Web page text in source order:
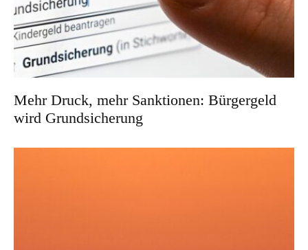
Mehr Druck, mehr Sanktionen: Bürgergeld
wird Grundsicherung